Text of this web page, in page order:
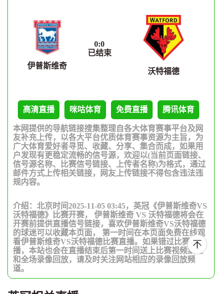
伊普斯维奇
0:0
已结束
沃特福德
高清直播 咪咕体育 免费直播 腾讯体育
本网提供的导航链接搜集整理自各大体育赛事平台及网
友补充上传，以各大平台优质体育赛事资源为主旨，为
广大体育爱好者寻觅、收藏、分享、集合而成，如果用
户发现有更稳定流畅的信号源，欢迎以(当前页面链接、
信号源名称、比赛信号链接、上传者名称)为格式，通过
邮件方式上传相关链接，网友上传链接不得包含违法违
规内容。
介绍：北京时间2025-11-05 03:45，英冠《伊普斯维奇VS
沃特福德》比赛开赛， 伊普斯维奇 VS 沃特福德将会在
开赛前提供直播信号链接，喜欢伊普斯维奇VS沃特福德
的球迷可以收藏本页面， 第一时间在本页面免费在线观
看伊普斯维奇VS沃特福德比赛直播。如果错过比赛直
播，本站也会在直播结束后第一时间送上比赛视频集锦
和全场录像回放，请及时关注网站相应的录像回放频
道。